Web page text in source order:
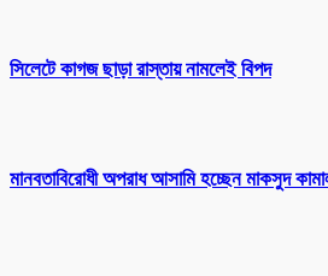
সিলেটে কাগজ ছাড়া রাস্তায় নামলেই বিপদ
মানবতাবিরোধী অপরাধ আসামি হচ্ছেন মাকসুদ